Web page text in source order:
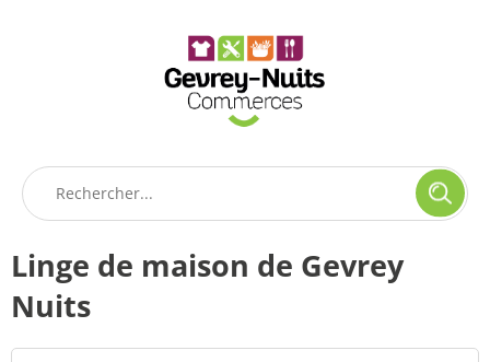
Linge de maison de Gevrey
Nuits